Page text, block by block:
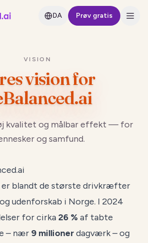
DA Prøv gratis
VISION
vision for
kvalitet og målbar effekt — for
og samfund.
er blandt de største drivkræfter
udenforskab i Norge. I 2024
for cirka26 % af tabte
– nær 9 millionerdagværk – og